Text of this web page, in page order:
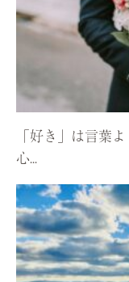
「好き」は言葉
心...